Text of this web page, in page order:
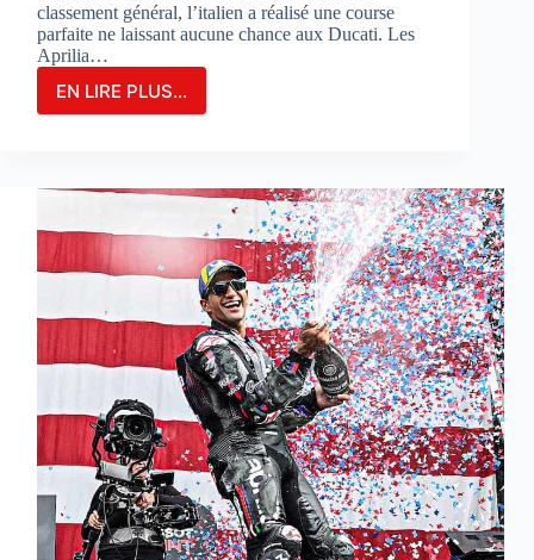
classement général, l’italien a réalisé une course
parfaite ne laissant aucune chance aux Ducati. Les
Aprilia…
EN LIRE PLUS...
MARCO
GRAND
À
AUSTIN
DEVANT
CO-
ÉQUIPIER
JORGE
MARTIN